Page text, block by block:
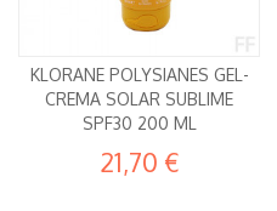
KLORANE POLYSIANES GEL-
CREMA SOLAR SUBLIME
SPF30 200 ML
21,70 €